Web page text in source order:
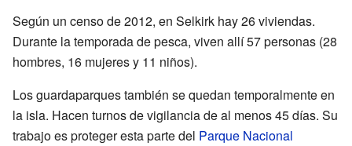
Según un censo de 2012, en Selkirk hay 26 viviendas.
Durante la temporada de pesca, viven allí 57 personas (28
hombres, 16 mujeres y 11 niños).
Los guardaparques también se quedan temporalmente en
la isla. Hacen turnos de vigilancia de al menos 45 días. Su
trabajo es proteger esta parte del Parque Nacional